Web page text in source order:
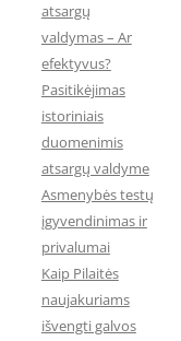
atsargų
valdymas – Ar
efektyvus?
Pasitikėjimas
istoriniais
duomenimis
atsargų valdyme
Asmenybės testų
įgyvendinimas ir
privalumai
Kaip Pilaitės
naujakuriams
išvengti galvos